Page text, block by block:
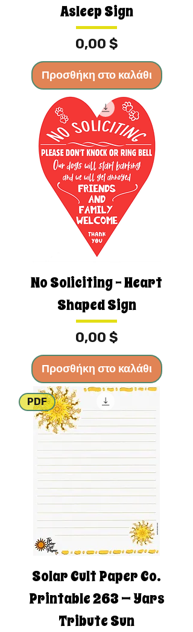
Asleep Sign
Τιμή
0,00 $
Προσθήκη στο καλάθι
No Soliciting - Heart
Shaped Sign
Τιμή
0,00 $
Προσθήκη στο καλάθι
PDF
Solar Cult Paper Co.
Printable 263 — Yars
Tribute Sun